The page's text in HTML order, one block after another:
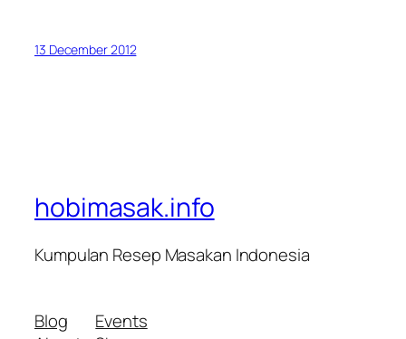
13 December 2012
hobimasak.info
Kumpulan Resep Masakan Indonesia
Blog
Events